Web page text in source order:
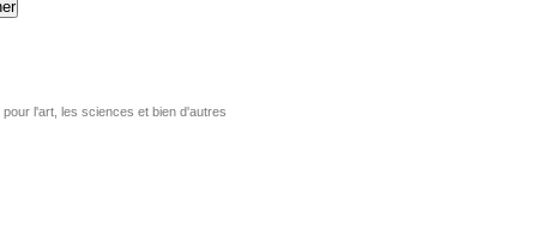
pour l'art, les sciences et bien d'autres